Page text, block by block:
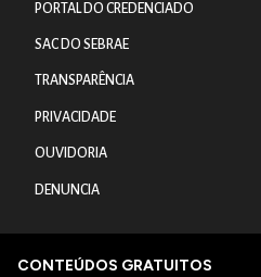
PORTAL DO CREDENCIADO
SAC DO SEBRAE
TRANSPARÊNCIA
PRIVACIDADE
OUVIDORIA
DENUNCIA
CONTEÚDOS GRATUITOS